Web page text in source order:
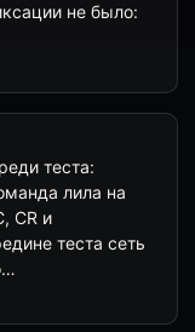
не было:
теста:
лила на
CR и
теста сеть